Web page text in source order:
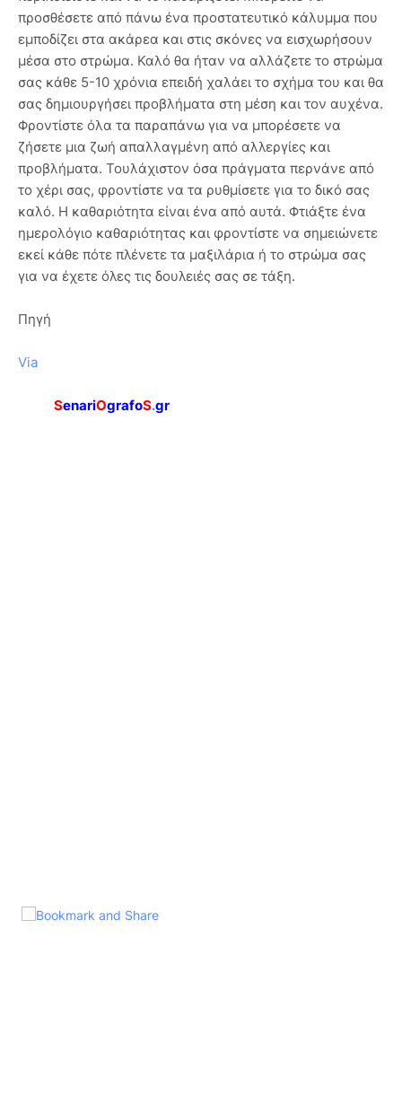
προσθέσετε από πάνω ένα προστατευτικό κάλυμμα που
εμποδίζει στα ακάρεα και στις σκόνες να εισχωρήσουν
μέσα στο στρώμα. Καλό θα ήταν να αλλάζετε το στρώμα
σας κάθε 5-10 χρόνια επειδή χαλάει το σχήμα του και θα
σας δημιουργήσει προβλήματα στη μέση και τον αυχένα.
Φροντίστε όλα τα παραπάνω για να μπορέσετε να
ζήσετε μια ζωή απαλλαγμένη από αλλεργίες και
προβλήματα. Τουλάχιστον όσα πράγματα περνάνε από
το χέρι σας, φροντίστε να τα ρυθμίσετε για το δικό σας
καλό. Η καθαριότητα είναι ένα από αυτά. Φτιάξτε ένα
ημερολόγιο καθαριότητας και φροντίστε να σημειώνετε
εκεί κάθε πότε πλένετε τα μαξιλάρια ή το στρώμα σας
για να έχετε όλες τις δουλειές σας σε τάξη.
Πηγή
Via
SenariOgrafoS.gr